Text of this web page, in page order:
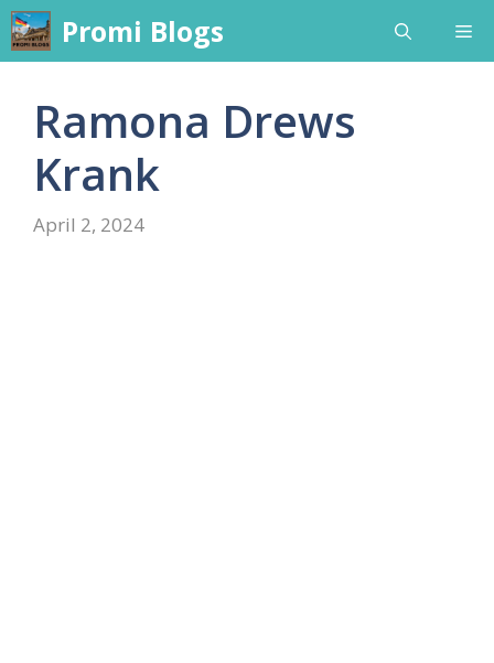
Skip
to
content
Promi Blogs
Ramona Drews
Krank
April 2, 2024